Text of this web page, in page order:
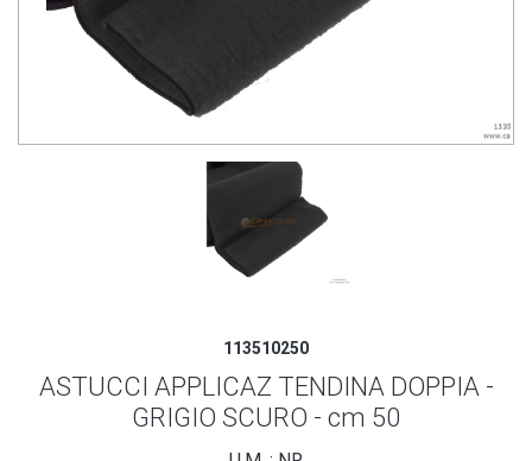
113510250
ASTUCCI APPLICAZ TENDINA DOPPIA -
GRIGIO SCURO - cm 50